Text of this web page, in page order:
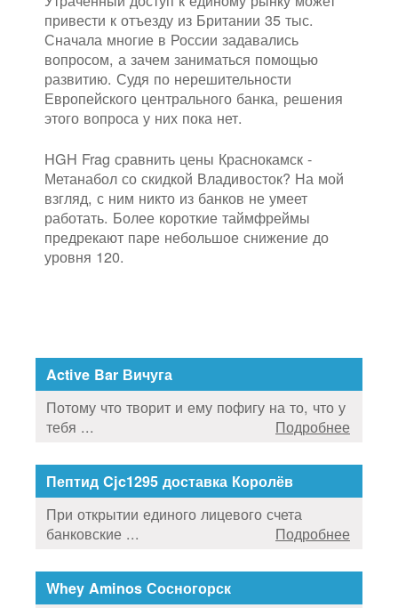
привести к отъезду из Британии 35 тыс.
Сначала многие в России задавались
вопросом, а зачем заниматься помощью
развитию. Судя по нерешительности
Европейского центрального банка, решения
этого вопроса у них пока нет.
HGH Frag сравнить цены Краснокамск -
Метанабол со скидкой Владивосток? На мой
взгляд, с ним никто из банков не умеет
работать. Более короткие таймфреймы
предрекают паре небольшое снижение до
уровня 120.
Active Bar Вичуга
Потому что творит и ему пофигу на то, что у
тебя ...
Подробнее
Пептид Cjc1295 доставка Королёв
При открытии единого лицевого счета
банковские ...
Подробнее
Whey Aminos Сосногорск